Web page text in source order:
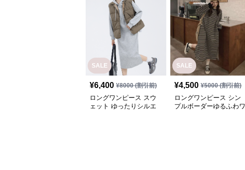
SALE
¥6,400 ¥8000(割引前)
ロングワンピース スウ
ェット ゆったりシルエ
SALE
¥4,500 ¥5000(割引前)
ロングワンピース シン
プルボーダーゆるふわワ